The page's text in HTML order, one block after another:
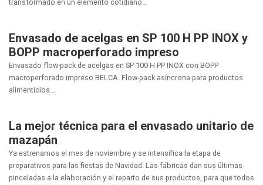
transformado en un elemento cotidiano...
Envasado de acelgas en SP 100 H PP INOX y
BOPP macroperforado impreso
Envasado flow-pack de acelgas en SP 100 H PP INOX con BOPP
macroperforado impreso BELCA. Flow-pack asíncrona para productos
alimenticios....
La mejor técnica para el envasado unitario de
mazapán
Ya estrenamos el mes de noviembre y se intensifica la etapa de
preparativos para las fiestas de Navidad. Las fábricas dan sus últimas
pinceladas a la elaboración y el reparto de sus productos, para que todos